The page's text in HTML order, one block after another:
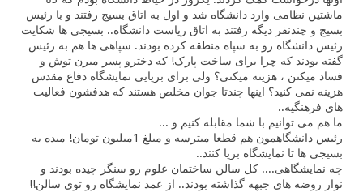
ماشتین نظامی وارد دانشگاه شد و اول به اتاق بسیج رفتند و با رئیس
بسیج و چندنفر دیگه رفتند به اتاق ریاست دانشگاه.. بسیجی ها شکایت
رئیس دانشگاه رو به سپاه منطقه کرده بودند. سپاهی ها هم به رئیس
گفته بودند که چرا برای ساخت پارک! که دخترو پسر میرن توش و
فساد میکنن ، هزینه میکنی؟ ولی برای برپایی نمایشگاه دفاع مقدس
هزینه نمی کنید؟ اینها چندتا جوان مخلص هستند که هدفشون فعالیت
های فرهنگیه..
ما هم می توانیم با شما مقابله کنیم و ...
رئیس دانشگاهمون هم قطعا میترسه و مبلغ 1میلیون تومان! میده به
بسیجی ها تا نمایشگاه برپا کنند..
چه نمایشگاهی.... کل سالن ساختمان علوم رو سنگر چیده بودند و
نوار روضه های جبهه گذاشته بودند.. از عمد نمایشگاه رو توی سالن!!